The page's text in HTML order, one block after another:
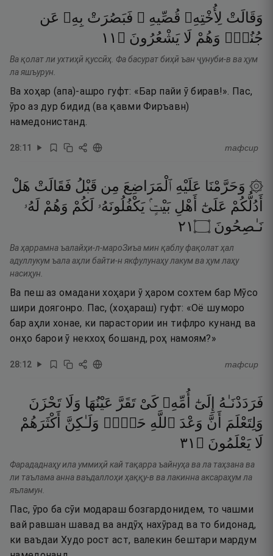
وَقَالَتْ لِأُخْتِهِۦ قُصِّيهِ ۖ فَبَصُرَتْ بِهِۦ عَن
جُنُبٍۢ وَهُمْ لَا يَشْعُرُونَ ۝ ١١
Ва қолат ли ухтиҳӣ қуссӣҳ. Фа басурат биҳӣ ъан ҷунуби-в ва ҳум
ла яшъурун.
Ва хоҳар (апа)-ашро гуфт: «Бар пайи ӯ бирав!». Пас,
ӯро аз дур бидид (ва қавми Фиръавн)
намедонистанд.
28:11 тафсир
۞ وَحَرَّمْنَا عَلَيْهِ ٱلْمَرَاضِعَ مِن قَبْلُ فَقَالَتْ هَلْ
أَدُلُّكُمْ عَلَىٰٓ أَهْلِ بَيْتٍۢ يَكْفُلُونَهُۥ لَكُمْ وَهُمْ لَهُۥ
نَـٰصِحُونَ ۝١٢
Ва ҳаррамна ъалайҳи-л-мароЗиъа мин қаблу фақолат ҳал
адуллукум ъала аҳли байти-н якфулунаҳу лакум ва ҳум лаҳу
насиҳун.
Ва пеш аз омадани хоҳари ӯ ҳаром сохтем бар Мӯсо
шири доягонро. Пас, (хоҳараш) гуфт: «Оё шуморо
бар аҳли хонае, ки парастории ин тифлро кунанд ва
онҳо барои ӯ некхоҳ бошанд, роҳ намоям?»
28:12 тафсир
فَرَدَدْنَـٰهُ إِلَىٰٓ أُمِّهِۦ كَىْ تَقَرَّ عَيْنُهَا وَلَا تَحْزَنَ
وَلِتَعْلَمَ
أَنَّ وَعْدَ ٱللَّهِ حَقٌّۭ وَلَـٰكِنَّ أَكْثَرَهُمْ
لَا يَعْلَمُونَ ۝ ١٣
Фарададнаҳу ила уммиҳӣ кай тақарра ъайнуҳа ва ла таҳзана ва
ли таълама анна ваъдаллоҳи ҳаққу-в ва лакинна аксараҳум ла
яъламун.
Пас, ӯро ба сӯи модараш бозгардонидем, то чашми
вай равшан шавад ва андӯҳ нахӯрад ва то бидонад,
ки ваъдаи Худо рост аст, валекин бештари мардум